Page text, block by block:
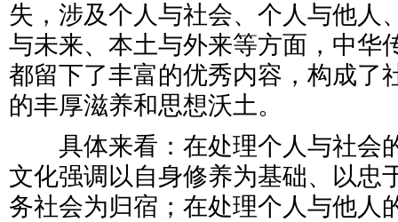
失，涉及个人与社会、个人与他人
与未来、本土与外来等方面，中华
都留下了丰富的优秀内容，构成了
的丰厚滋养和思想沃土。
具体来看：在处理个人与社会
文化强调以自身修养为基础、以忠
务社会为归宿；在处理个人与他人